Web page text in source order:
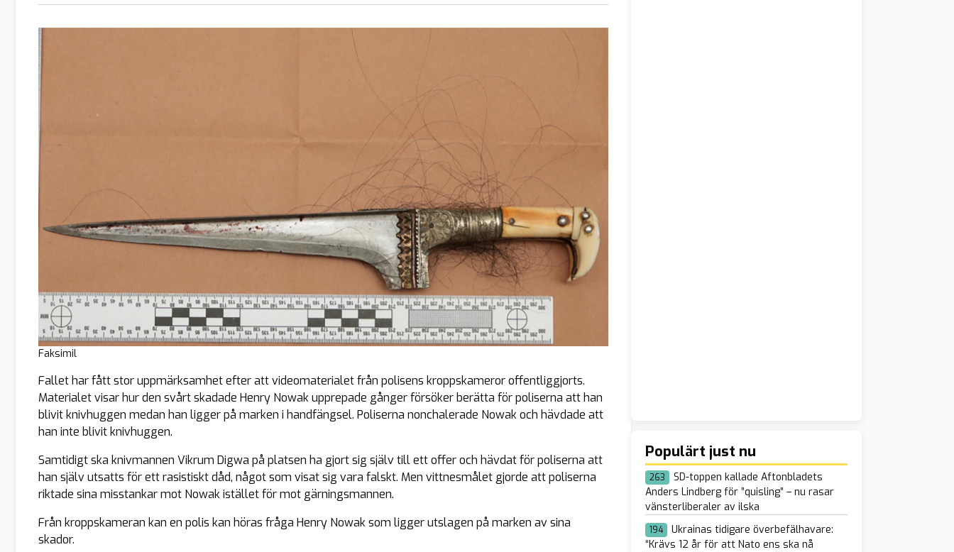
Faksimil
Fallet har fått stor uppmärksamhet efter att videomaterialet från polisens kroppskameror offentliggjorts.
Materialet visar hur den svårt skadade Henry Nowak upprepade gånger försöker berätta för poliserna att han
blivit knivhuggen medan han ligger på marken i handfängsel. Poliserna nonchalerade Nowak och hävdade att
han inte blivit knivhuggen.
Samtidigt ska knivmannen Vikrum Digwa på platsen ha gjort sig själv till ett offer och hävdat för poliserna att
han själv utsatts för ett rasistiskt dåd, något som visat sig vara falskt. Men vittnesmålet gjorde att poliserna
riktade sina misstankar mot Nowak istället för mot gärningsmannen.
Från kroppskameran kan en polis kan höras fråga Henry Nowak som ligger utslagen på marken av sina
skador.
Populärt just nu
263
SD-toppen kallade Aftonbladets
Anders Lindberg för ”quisling” – nu rasar
vänsterliberaler av ilska
194
Ukrainas tidigare överbefälhavare:
“Krävs 12 år för att Nato ens ska nå